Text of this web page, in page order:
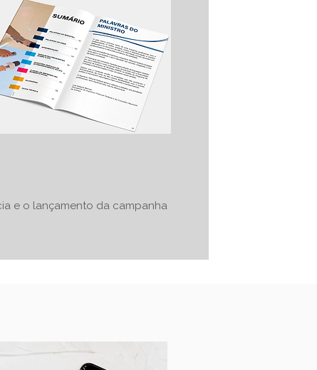
e o lançamento da campanha